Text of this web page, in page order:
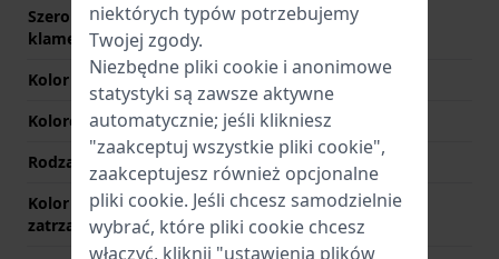
Szerokość paska przy
klamerce
20 mm
Kolor paska
Czarny
Kolorowe szwy
Czarny
Rodzaj zapięcia
Sprzączka
Kolor zapięcia
zatrzaskowego
Srebrny
niektórych typów potrzebujemy
Twojej zgody.
Niezbędne pliki cookie i anonimowe
statystyki są zawsze aktywne
automatycznie; jeśli klikniesz
"zaakceptuj wszystkie pliki cookie",
zaakceptujesz również opcjonalne
pliki cookie. Jeśli chcesz samodzielnie
wybrać, które pliki cookie chcesz
włączyć, kliknij "ustawienia plików